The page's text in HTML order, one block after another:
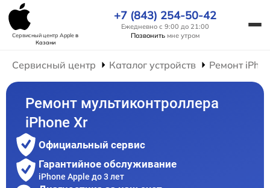
Сервисный центр Appleв
Казани
+7 (843) 254-50-42
Ежедневно с 9:00 до 21:00
Позвонить мне утром
Сервисный центр Каталог устройств Ремонт
Ремонт мультиконтроллера
iPhone Xr
Официальный сервис
Гарантийное обслуживание
iPhone Apple до 3 лет